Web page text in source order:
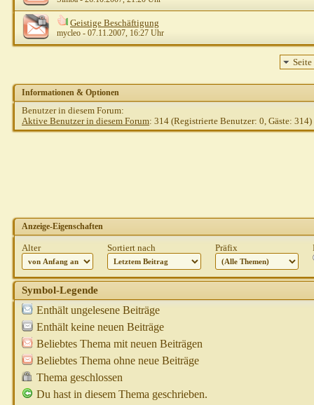
Geistige Beschäftigung
mycleo - 07.11.2007, 16:27 Uhr
Informationen & Optionen
Benutzer in diesem Forum:
Aktive Benutzer in diesem Forum: 314 (Registrierte Benutzer: 0, Gäste: 314)
Anzeige-Eigenschaften
Alter Sortiert nach Präfix
Symbol-Legende
Enthält ungelesene Beiträge
Enthält keine neuen Beiträge
Beliebtes Thema mit neuen Beiträgen
Beliebtes Thema ohne neue Beiträge
Thema geschlossen
Du hast in diesem Thema geschrieben.